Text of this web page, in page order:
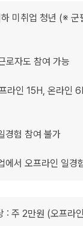
미취업 청년 (※ 군
로자도 참여 가능
라인 15H, 온라인
경험 참여 불가
서 오프라인 일경
: 주 2만원 (오프라